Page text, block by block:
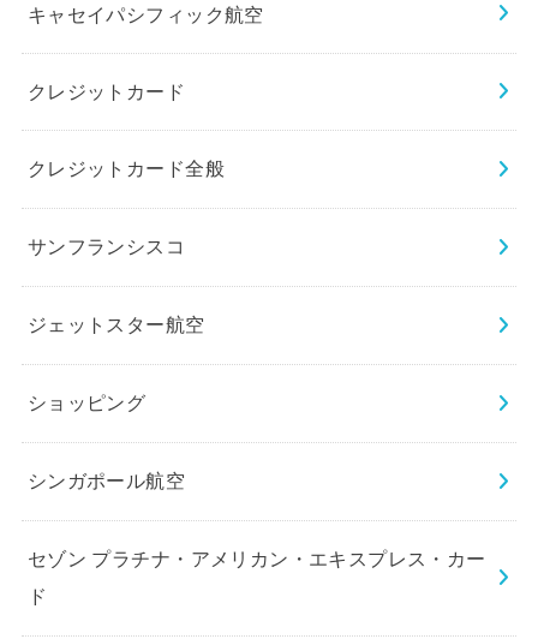
キャセイパシフィック航空
クレジットカード
クレジットカード全般
サンフランシスコ
ジェットスター航空
ショッピング
シンガポール航空
セゾン プラチナ・アメリカン・エキスプレス・カー
ド